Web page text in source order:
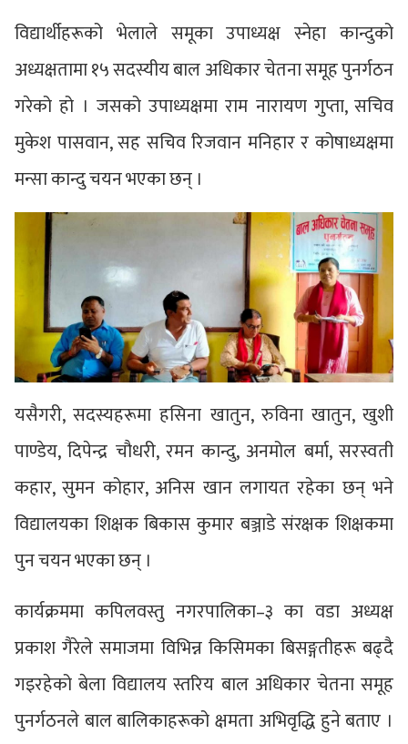
विद्यार्थीहरूको भेलाले समूका उपाध्यक्ष स्नेहा कान्दुको
अध्यक्षतामा १५ सदस्यीय बाल अधिकार चेतना समूह पुनर्गठन
गरेको हो । जसको उपाध्यक्षमा राम नारायण गुप्ता, सचिव
मुकेश पासवान, सह सचिव रिजवान मनिहार र कोषाध्यक्षमा
मन्सा कान्दु चयन भएका छन् ।
यसैगरी, सदस्यहरूमा हसिना खातुन, रुविना खातुन, खुशी
पाण्डेय, दिपेन्द्र चौधरी, रमन कान्दु, अनमोल बर्मा, सरस्वती
कहार, सुमन कोहार, अनिस खान लगायत रहेका छन् भने
विद्यालयका शिक्षक बिकास कुमार बञ्जाडे संरक्षक शिक्षकमा
पुन चयन भएका छन् ।
कार्यक्रममा कपिलवस्तु नगरपालिका–३ का वडा अध्यक्ष
प्रकाश गैरेले समाजमा विभिन्न किसिमका बिसङ्गतीहरू बढ्दै
गइरहेको बेला विद्यालय स्तरिय बाल अधिकार चेतना समूह
पुनर्गठनले बाल बालिकाहरूको क्षमता अभिवृद्धि हुने बताए ।